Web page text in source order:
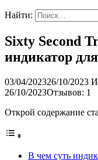
Найти:
Sixty Second
индикатор
03/04/202326/10/2023
26/10/2023Отзывов: 1
Открой содержание
В чем суть